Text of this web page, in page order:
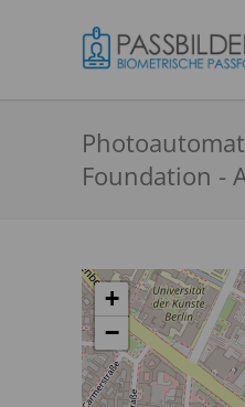
Foundation -
+
−